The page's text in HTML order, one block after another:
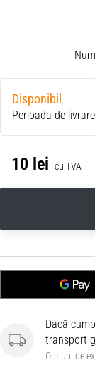
Disponibil
Perioada de
10 lei cu TVA
Dacă
transport
Optiuni de